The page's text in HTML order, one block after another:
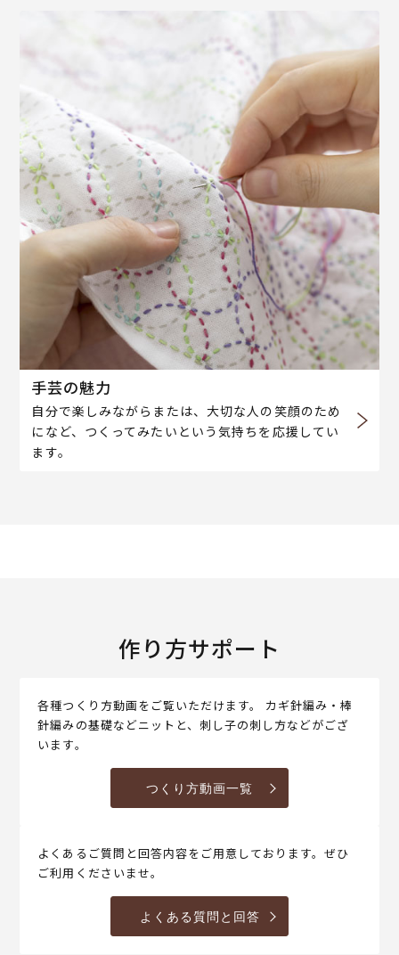
手芸の魅力
自分で楽しみながらまたは、大切な人の笑顔のため
になど、つくってみたいという気持ちを応援してい
ます。
作り方サポート
各種つくり方動画をご覧いただけます。 カギ針編み・棒
針編みの基礎などニットと、刺し子の刺し方などがござ
います。
つくり方動画一覧
よくあるご質問と回答内容をご用意しております。ぜひ
ご利用くださいませ。
よくある質問と回答